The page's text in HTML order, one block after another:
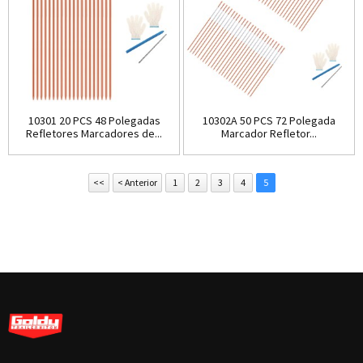
10301 20 PCS 48 Polegadas
Refletores Marcadores de...
10302A 50 PCS 72 Polegada
Marcador Refletor...
<< < Anterior 1 2 3 4 5